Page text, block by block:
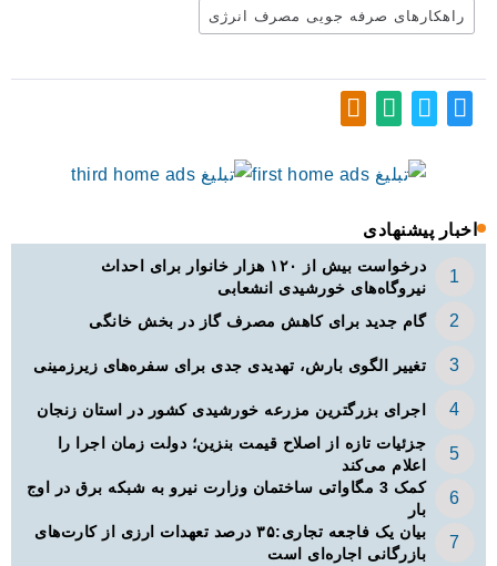
راهکارهای صرفه جویی مصرف انرژی
اخبار پیشنهادی
درخواست بیش از ۱۲۰ هزار خانوار برای احداث
نیروگاه‌های خورشیدی انشعابی
گام جدید برای کاهش مصرف گاز در بخش خانگی
تغییر الگوی بارش، تهدیدی جدی برای سفره‌های زیرزمینی
اجرای بزرگترین مزرعه خورشیدی کشور در استان زنجان
جزئیات تازه از اصلاح قیمت بنزین؛ دولت زمان اجرا را
اعلام می‌کند
کمک 3 مگاواتی ساختمان وزارت نیرو به شبکه برق در اوج
بار
بیان یک فاجعه تجاری:۳۵ درصد تعهدات ارزی از کارت‌های
بازرگانی اجاره‌ای است